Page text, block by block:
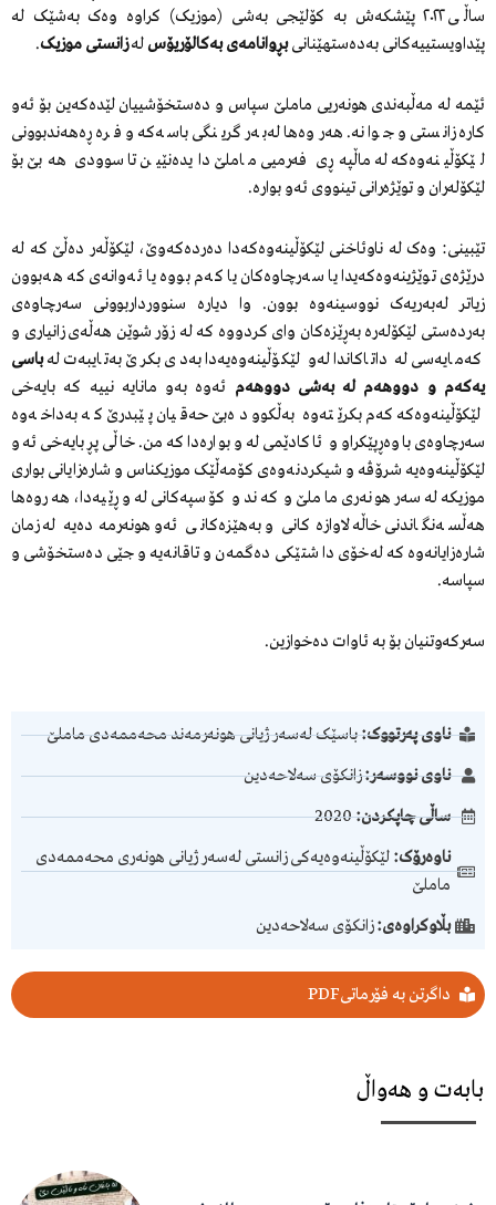
ساڵی ٢٠٢٢ پێشکەش بە کۆلێجی بەشی (موزیک) کراوە وەک بەشێک لە
پێداویستییەکانی بەدەستهێنانیبڕوانامەی بەکالۆریۆس لەزانستی موزیک.
ئێمە لە مەڵبەندی هونەریی ماملێ سپاس و دەستخۆشییان لێدەکەین بۆ ئەو
کارە زانستی و جوانە. هەروەها لەبەر گرینگی باسەکە و فرەڕەهەندبوونی
لێکۆڵینەوەکە لە ماڵپەڕی فەرمیی ماملێ دایدەنێین تا سوودی هەبێ بۆ
لێکۆلەران و توێژەرانی تینووی ئەو بوارە.
تێبینی: وەک لە ناوئاخنی لێکۆڵینەوەکەدا دەردەکەوێ، لێکۆڵەر دەڵێ کە لە
درێژەی توێژینەوەکەیدا یا سەرچاوەکان یا کەم بووە یا ئەوانەی کە هەبوون
زیاتر لەبەریەک نووسینەوە بوون. وا دیارە سنوورداربوونی سەرچاوەی
بەردەستی لێکۆلەرە بەڕێزەکان وای کردووە کە لە زۆر شوێن هەڵەی زانیاری و
کەمایەسی لە داتاکاندا لەو لێکۆڵینەوەیەدا بەدی بکرێ بەتایبەت لەباسی
یەکەم و دووهەم لە بەشی دووهەم ئەوە بەو مانایە نییە کە بایەخی
لێکۆڵینەوەکە کەم بکرێتەوە بەڵکوو دەبێ حەقیان پێبدرێ کە بەداخەوە
سەرچاوەی باوەڕپێکراو و ئاکادێمی لەو بوارەدا کەمن. خاڵی پڕبایەخی ئەو
لێکۆڵینەوەیە شرۆڤە و شیکردنەوەی کۆمەڵێک موزیکناس و شارەزایانی بواری
موزیکە لەسەر هونەری ماملێ و کەند و کۆسپەکانی لەو ڕێیەدا، هەروەها
هەڵسەنگاندنی خاڵە لاوازەکانی و بەهێزەکانی ئەو هونەرمەدەیە لە زمان
شارەزایانەوە کە لەخۆی دا شتێکی دەگمەن و تاقانەیە و جێی دەستخۆشی و
سپاسە.
سەرکەوتنیان بۆ بە ئاوات دەخوازین.
ناوی پەرتووک:باسێک لەسەر ژیانی هونەرمەند محەممەدی ماملێ
ناوی نووسەر:زانکۆی سەلاحەدین
ساڵی چاپکردن:2020
ناوەرۆک:لێکۆڵینەوەیەکی زانستی لەسەر ژیانی هونەری محەممەدی
ماملێ
بڵاوکراوەی:زانکۆی سەلاحەدین
داگرتن بە فۆرماتیPDF
بابەت و هەواڵ